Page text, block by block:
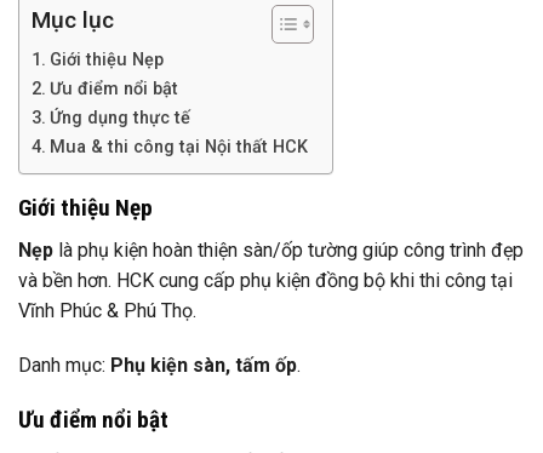
Mục lục
Giới thiệu Nẹp
Ưu điểm nổi bật
Ứng dụng thực tế
Mua & thi công tại Nội thất HCK
Giới thiệu Nẹp
Nẹp là phụ kiện hoàn thiện sàn/ốp tường giúp công trình đẹp
và bền hơn. HCK cung cấp phụ kiện đồng bộ khi thi công tại
Vĩnh Phúc & Phú Thọ.
Danh mục: Phụ kiện sàn, tấm ốp.
Ưu điểm nổi bật